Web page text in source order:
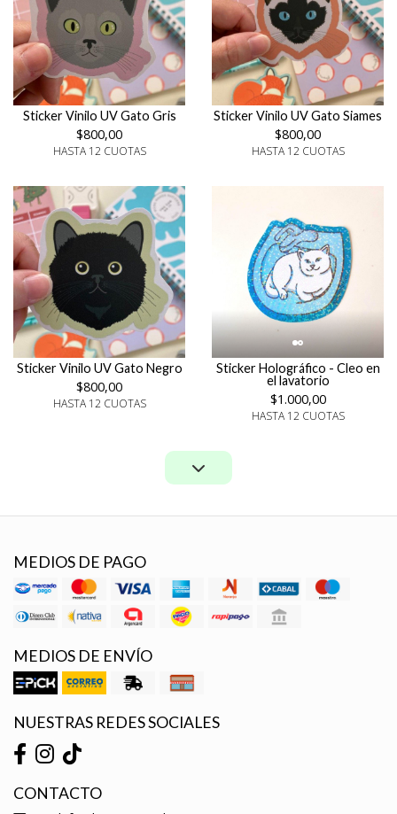
Sticker Vinilo UV Gato Gris
$800,00
HASTA 12 CUOTAS
Sticker Vinilo UV Gato Siames
$800,00
HASTA 12 CUOTAS
Sticker Vinilo UV Gato Negro
$800,00
HASTA 12 CUOTAS
Sticker Holográfico - Cleo en
el lavatorio
$1.000,00
HASTA 12 CUOTAS
MEDIOS DE PAGO
MEDIOS DE ENVÍO
NUESTRAS REDES SOCIALES
CONTACTO